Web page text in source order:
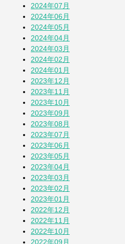
2024年07月
2024年06月
2024年05月
2024年04月
2024年03月
2024年02月
2024年01月
2023年12月
2023年11月
2023年10月
2023年09月
2023年08月
2023年07月
2023年06月
2023年05月
2023年04月
2023年03月
2023年02月
2023年01月
2022年12月
2022年11月
2022年10月
2022年09月